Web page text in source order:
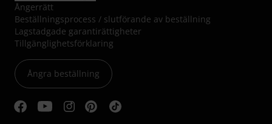
Ångerrätt
Beställningsprocess / slutförande av beställning
Lagstadgade garantirättigheter
Tillgänglighetsförklaring
Ångra beställning